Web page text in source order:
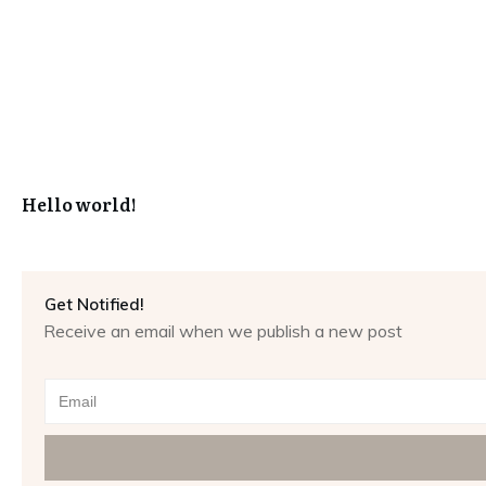
Hello world!
Get Notified!
Receive an email when we publish a new post